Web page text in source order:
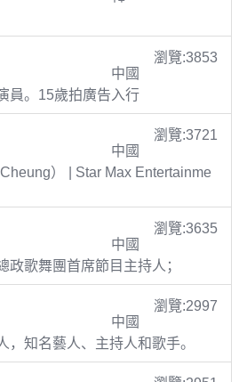
瀏覽:3853
中國
員。15歲拍廣告入行
瀏覽:3721
中國
） | Star Max Entertainme
瀏覽:3635
中國
政歌舞團首席節目主持人；
瀏覽:2997
中國
，知名藝人、主持人和歌手。